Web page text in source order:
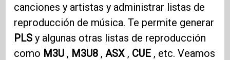
canciones y artistas y administrar listas de
reproducción de música. Te permite generar
PLS y algunas otras listas de reproducción
como M3U , M3U8 , ASX , CUE , etc. Veamos